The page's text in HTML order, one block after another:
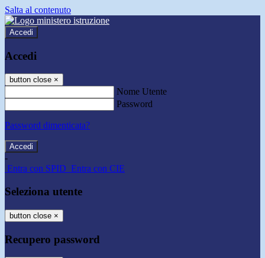
Salta al contenuto
Accedi
Accedi
button close ×
Nome Utente
Password
Password dimenticata?
-
Entra con SPID Entra con CIE
Seleziona utente
button close ×
Recupero password